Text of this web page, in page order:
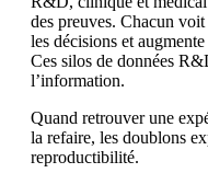
des preuves. Chacun
les décisions et
Ces silos de données
l’information.
Quand retrouver une
la refaire, les doublons
reproductibilité.